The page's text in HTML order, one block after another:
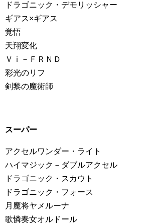
ドラゴニック・デモリッシャー
ギアス×ギアス
覚悟
天翔変化
Ｖｉ－ＦＲＮＤ
彩光のリフ
剣黎の魔術師
スーパー
アクセルワンダー・ライト
ハイマジック－ダブルアクセル
ドラゴニック・スカウト
ドラゴニック・フォース
月魔将ヤメルーナ
歌憐奏女オルドール